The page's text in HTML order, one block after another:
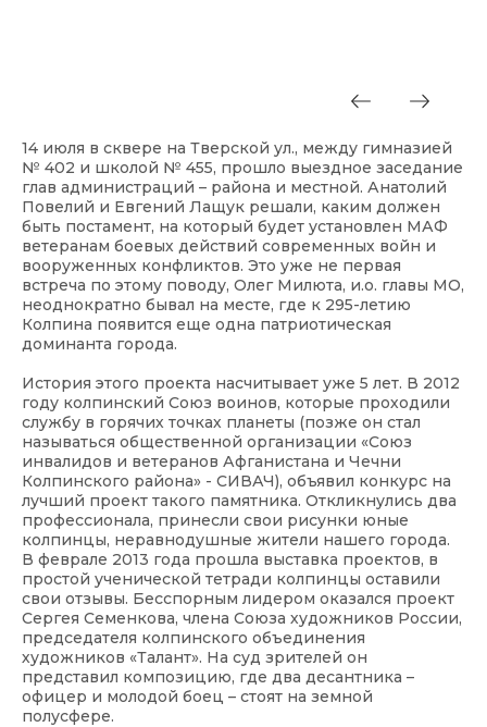
14 июля в сквере на Тверской ул., между гимназией
№ 402 и школой № 455, прошло выездное заседание
глав администраций – района и местной. Анатолий
Повелий и Евгений Лащук решали, каким должен
быть постамент, на который будет установлен МАФ
ветеранам боевых действий современных войн и
вооруженных конфликтов. Это уже не первая
встреча по этому поводу, Олег Милюта, и.о. главы МО,
неоднократно бывал на месте, где к 295-летию
Колпина появится еще одна патриотическая
доминанта города.
История этого проекта насчитывает уже 5 лет. В 2012
году колпинский Союз воинов, которые проходили
службу в горячих точках планеты (позже он стал
называться общественной организации «Союз
инвалидов и ветеранов Афганистана и Чечни
Колпинского района» - СИВАЧ), объявил конкурс на
лучший проект такого памятника. Откликнулись два
профессионала, принесли свои рисунки юные
колпинцы, неравнодушные жители нашего города.
В феврале 2013 года прошла выставка проектов, в
простой ученической тетради колпинцы оставили
свои отзывы. Бесспорным лидером оказался проект
Сергея Семенкова, члена Союза художников России,
председателя колпинского объединения
художников «Талант». На суд зрителей он
представил композицию, где два десантника –
офицер и молодой боец – стоят на земной
полусфере.